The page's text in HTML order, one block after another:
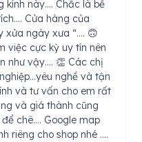
kính này…. Chắc là bề
Cửa hàng của
xửa ngày xưa “…. 🙃
việc cực kỳ uy tín nên
như vậy…. 👏 Các chị
nghề và tận
và tư vấn cho em rất
và giá thành cũng
chê…. Google map
riêng cho shop nhé ….